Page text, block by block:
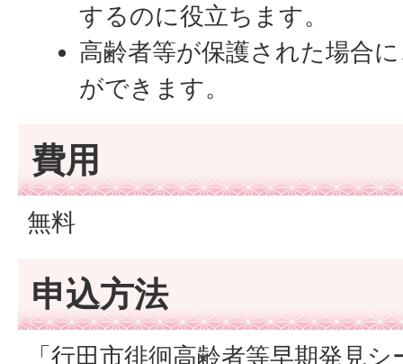
するのに役立ちます。
高齢者等が保護された場合
ができます。
費用
無料
申込方法
「行田市徘徊高齢者等早期発見